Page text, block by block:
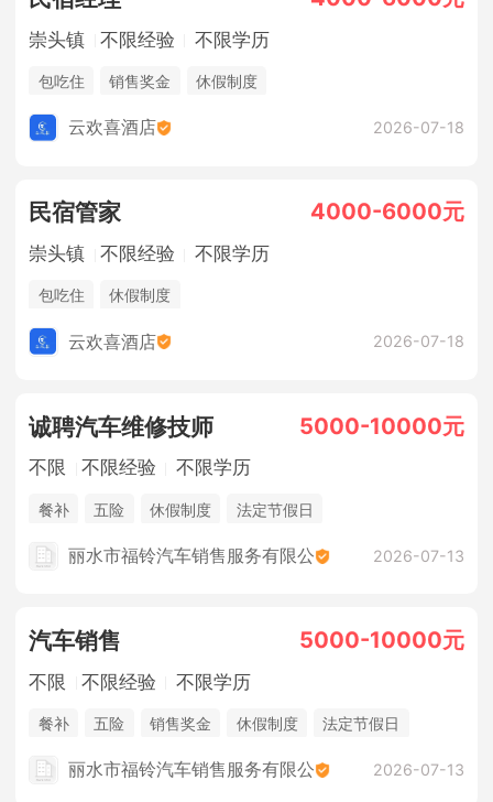
崇头镇 不限经验 不限学历
包吃住 销售奖金 休假制度
云欢喜酒店 2026-07-18
民宿管家 4000-6000元
崇头镇 不限经验 不限学历
包吃住 休假制度
云欢喜酒店 2026-07-18
诚聘汽车维修技师 5000-10000元
不限 不限经验 不限学历
餐补 五险 休假制度 法定节假日
丽水市福铃汽车销售服务有限公 2026-07-13
汽车销售 5000-10000元
不限 不限经验 不限学历
餐补 五险 销售奖金 休假制度 法定节假日
丽水市福铃汽车销售服务有限公 2026-07-13